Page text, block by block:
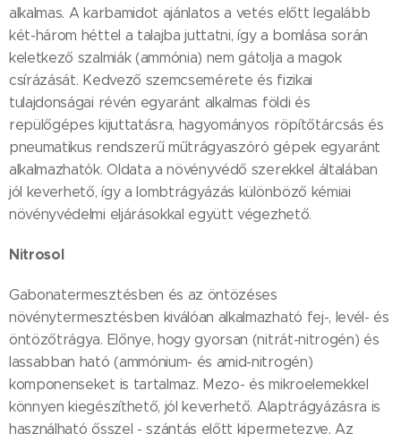
alkalmas. A karbamidot ajánlatos a vetés előtt legalább
két-három héttel a talajba juttatni, így a bomlása során
keletkező szalmiák (ammónia) nem gátolja a magok
csírázását. Kedvező szemcsemérete és fizikai
tulajdonságai révén egyaránt alkalmas földi és
repülőgépes kijuttatásra, hagyományos röpítőtárcsás és
pneumatikus rendszerű műtrágyaszóró gépek egyaránt
alkalmazhatók. Oldata a növényvédő szerekkel általában
jól keverhető, így a lombtrágyázás különböző kémiai
növényvédelmi eljárásokkal együtt végezhető.
Nitrosol
Gabonatermesztésben és az öntözéses
növénytermesztésben kiválóan alkalmazható fej-, levél- és
öntözőtrágya. Előnye, hogy gyorsan (nitrát-nitrogén) és
lassabban ható (ammónium- és amid-nitrogén)
komponenseket is tartalmaz. Mezo- és mikroelemekkel
könnyen kiegészíthető, jól keverhető. Alaptrágyázásra is
használható ősszel - szántás előtt kipermetezve. Az